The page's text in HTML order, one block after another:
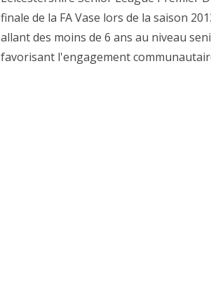
finale de la FA Vase lors de la saison
allant des moins de 6 ans au niveau
favorisant l'engagement